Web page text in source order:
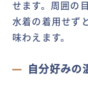
せます。周囲の
水着の着用せず
味わえます。
自分好みの